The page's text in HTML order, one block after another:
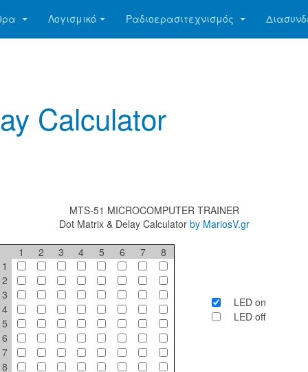
Λογισμικό Ραδιοερασιτεχνισμός
Calculator
MTS-51 MICROCOMPUTER TRAINER
Dot Matrix & Delay Calculator by MariosV.gr
1 2 3 4 5 6 7
8
1
2
3
4
5
6
7
8
LED on
LED off